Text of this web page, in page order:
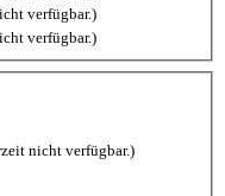
verfügbar.)
verfügbar.)
nicht verfügbar.)